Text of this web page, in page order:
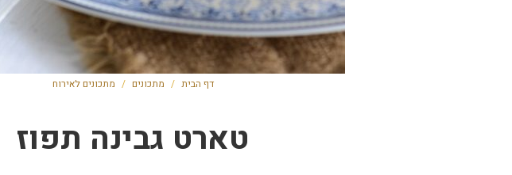
דף הבית / מתכונים / מתכונים לאירוח
טארט גבינה תפוז